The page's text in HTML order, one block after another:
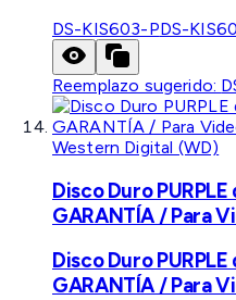
DS-KIS603-PDS-
Reemplazo sugerido:
Western Digital (WD)
Disco Duro
GARANTÍA / Para
Disco Duro
GARANTÍA / Para